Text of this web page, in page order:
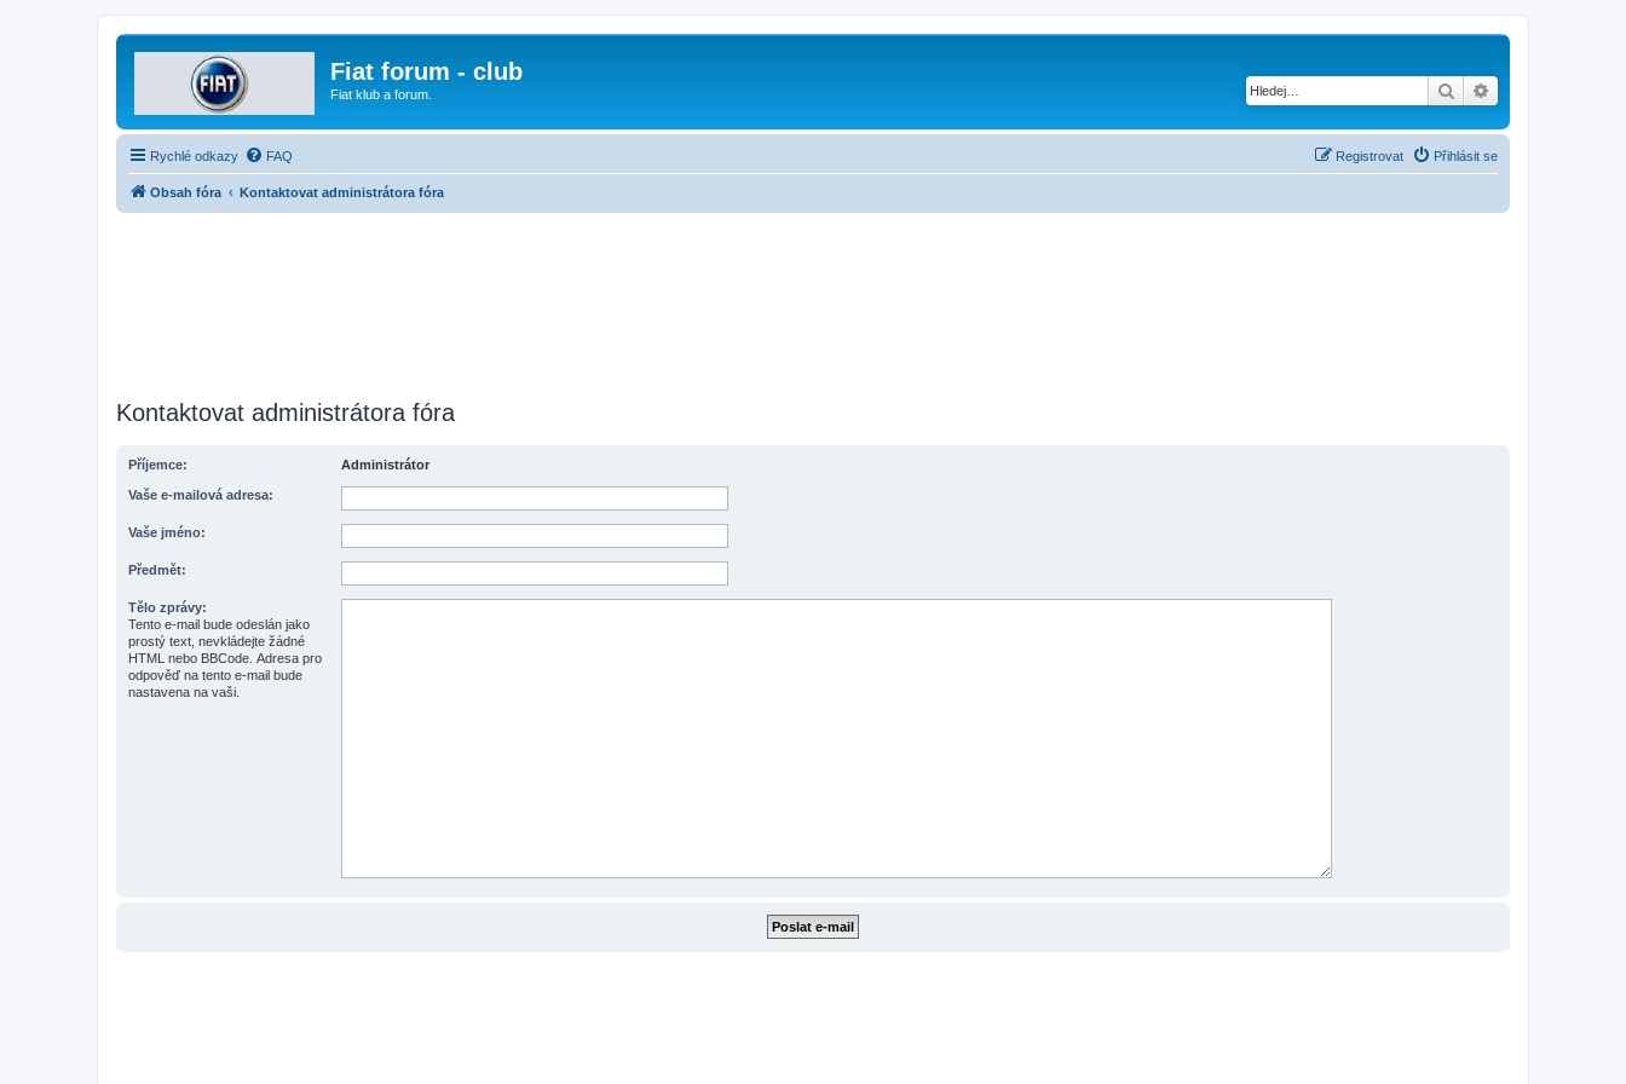
Fiat forum - club
Fiat klub a forum. Hledat
Rychlé odkazy FAQ Přihlásit se
Registrovat
Obsah fóra Kontaktovat administrátora fóra
Kontaktovat administrátora fóra
Příjemce: Administrátor
Vaše e-mailová adresa:
Vaše jméno:
Předmět:
Tělo zprávy:
Tento e-mail bude odeslán jako
prostý text, nevkládejte žádné
HTML nebo BBCode. Adresa pro
odpověď na tento e-mail bude
nastavena na vaši.